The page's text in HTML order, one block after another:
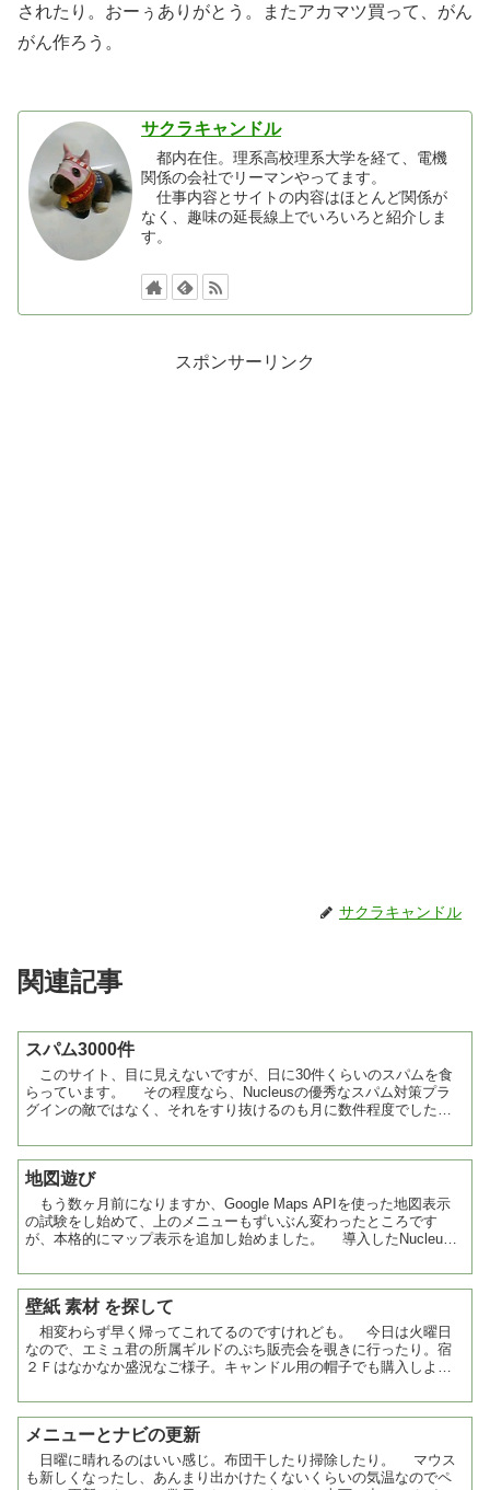
されたり。おーぅありがとう。またアカマツ買って、がん
がん作ろう。
サクラキャンドル
都内在住。理系高校理系大学を経て、電機
関係の会社でリーマンやってます。
仕事内容とサイトの内容はほとんど関係が
なく、趣味の延長線上でいろいろと紹介しま
す。
スポンサーリンク
サクラキャンドル
関連記事
スパム3000件
このサイト、目に見えないですが、日に30件くらいのスパムを食
らっています。 その程度なら、Nucleusの優秀なスパム対策プラ
グインの敵ではなく、それをすり抜けるのも月に数件程度でした。
地図遊び
もう数ヶ月前になりますか、Google Maps APIを使った地図表示
の試験をし始めて、上のメニューもずいぶん変わったところです
が、本格的にマップ表示を追加し始めました。 導入したNucleus
壁紙 素材 を探して
相変わらず早く帰ってこれてるのですけれども。 今日は火曜日
なので、エミュ君の所属ギルドのぷち販売会を覗きに行ったり。宿
２Ｆはなかなか盛況なご様子。キャンドル用の帽子でも購入しよう
ャ...
メニューとナビの更新
日曜に晴れるのはいい感じ。布団干したり掃除したり。 マウス
も新しくなったし、あんまり出かけたくないくらいの気温なのでペ